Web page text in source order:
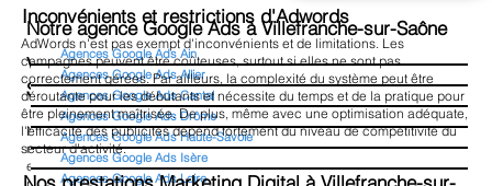
Notre agence Google Ads à Villefranche-sur-Saône
Vous recherchez une agence SEA à Villefranche-sur-
Saône ?
Notre mission : optimiser votre investissement en Google Ads. Etude de
marché, de la concurrence, choix de mots clés pertinents, avec des
enchères controlées, des campagnes et annonces optimisées... Nous ne
Agences Google Ads Ain
Agences Google Ads Allier
Agences Google Ads Cantal
Agences Google Ads Drôme
Agences Google Ads Haute-Savoie
Agences Google Ads Isère
Agences Google Ads Loire
Inconvénients et restrictions d'Adwords
AdWords n'est pas exempt d'inconvénients et de limitations. Les
campagnes peuvent être coûteuses, surtout si elles ne sont pas
correctement gérées. Par ailleurs, la complexité du système peut être
déroutante pour les débutants et nécessite du temps et de la pratique pour
être pleinement maîtrisée. De plus, même avec une optimisation adéquate,
l'efficacité des publicités dépend fortement du niveau de compétitivité du
secteur d'activité.